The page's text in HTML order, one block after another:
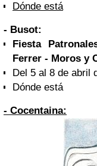
Dónde está
- Busot:
Fiesta
Ferrer - Moros y
Del 5 al 8 de abril
Dónde está
- Cocentaina: